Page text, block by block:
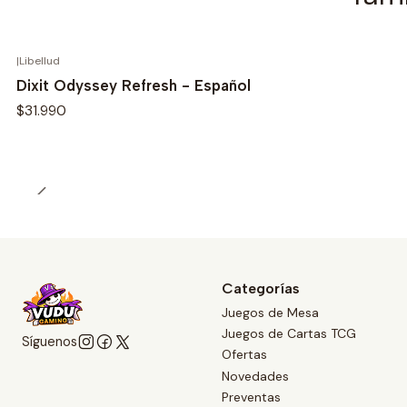
|Libellud
Dixit Odyssey Refresh - Español
$31.990
Síguenos
Categorías
Juegos de Mesa
Juegos de Cartas TCG
Ofertas
Novedades
Preventas